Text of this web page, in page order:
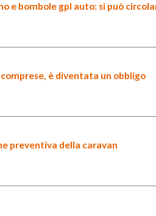
e bombole gpl auto: si può
è diventata un obbligo
preventiva della caravan